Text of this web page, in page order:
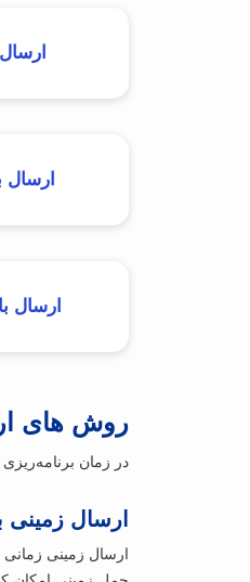
ارسال
ارسال
روش‌ های
در زمان
ارسال زمینی
ارسال زمینی